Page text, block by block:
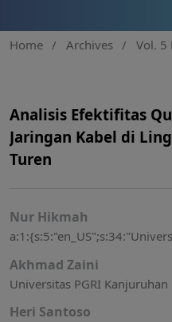
Home / Archives / Vol. 5
Analisis Efektifitas
Jaringan Kabel di
Turen
Nur Hikmah
Akhmad Zaini
Universitas PGRI Kanjuruhan
Heri Santoso